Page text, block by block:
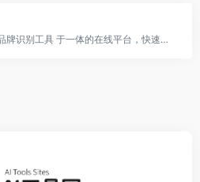
一款集 AI logo 生成 + 品牌识别工具 于一体的在线平台，快速打造标志、视觉识别与品牌视觉。大大节省时间与设计成本。